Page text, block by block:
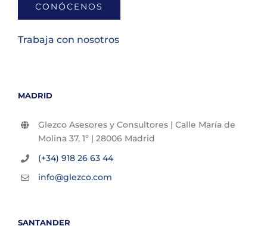
CONÓCENOS
Trabaja con nosotros
MADRID
Glezco Asesores y Consultores | Calle María de
Molina 37, 1º | 28006 Madrid
(+34) 918 26 63 44
info@glezco.com
SANTANDER